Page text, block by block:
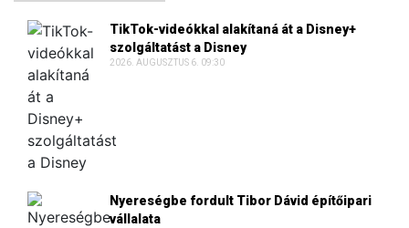
TikTok-videókkal alakítaná át a Disney+
szolgáltatást a Disney
2026. AUGUSZTUS 6. 09:30
Nyereségbe fordult Tibor Dávid építőipari
vállalata